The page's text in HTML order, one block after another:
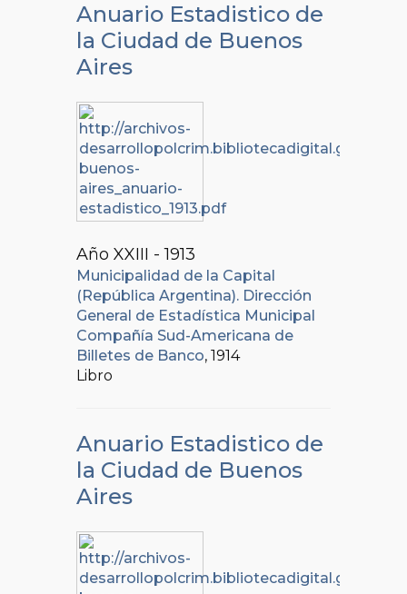
Anuario Estadistico de
la Ciudad de Buenos
Aires
Año XXIII - 1913
Municipalidad de la Capital
(República Argentina). Dirección
General de Estadística Municipal
Compañía Sud-Americana de
Billetes de Banco, 1914
Libro
Anuario Estadistico de
la Ciudad de Buenos
Aires